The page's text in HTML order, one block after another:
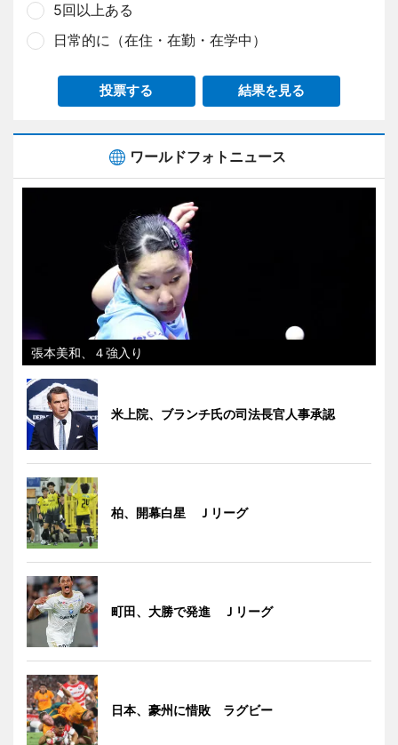
5回以上ある
日常的に（在住・在勤・在学中）
投票する 結果を見る
ワールドフォトニュース
張本美和、４強入り
米上院、ブランチ氏の司法長官人事承認
柏、開幕白星 Ｊリーグ
町田、大勝で発進 Ｊリーグ
日本、豪州に惜敗 ラグビー